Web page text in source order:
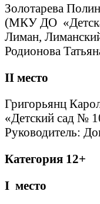
Золотарева
(МКУ ДО
Лиман,
Родионова
II место
Григорьянц
«Детский сад №
Руководитель:
Категория 12+
I место